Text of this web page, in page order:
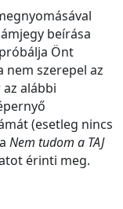
beírása
Önt
nem szerepel az
alábbi
(esetleg nincs
Nem tudom a TAJ
érinti meg.